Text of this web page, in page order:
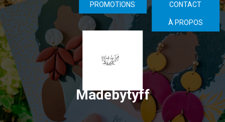
Madebytyff
CONTACT
PROMOTIONS
À PROPOS